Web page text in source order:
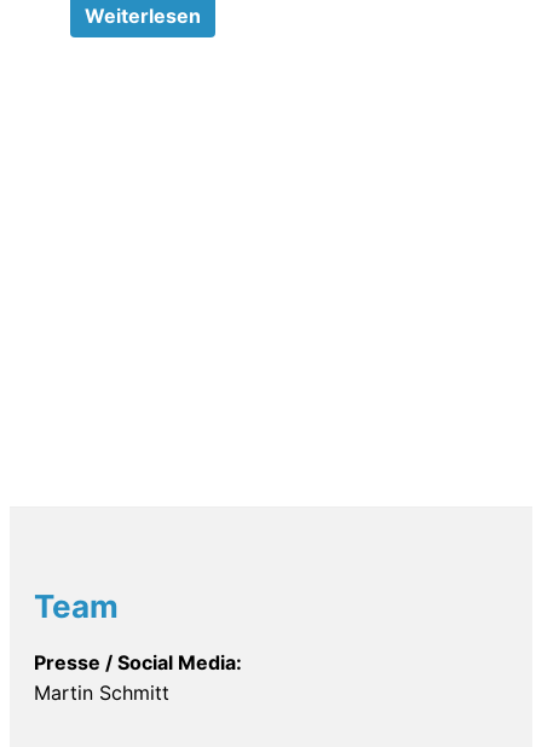
Weiterlesen
Team
Presse / Social Media:
Martin Schmitt